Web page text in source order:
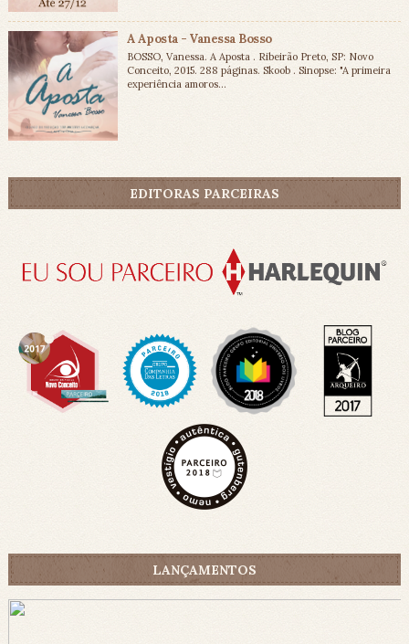
A Aposta - Vanessa Bosso
BOSSO, Vanessa. A Aposta . Ribeirão Preto, SP: Novo
Conceito, 2015. 288 páginas. Skoob . Sinopse: "A primeira
experiência amoros...
EDITORAS PARCEIRAS
LANÇAMENTOS